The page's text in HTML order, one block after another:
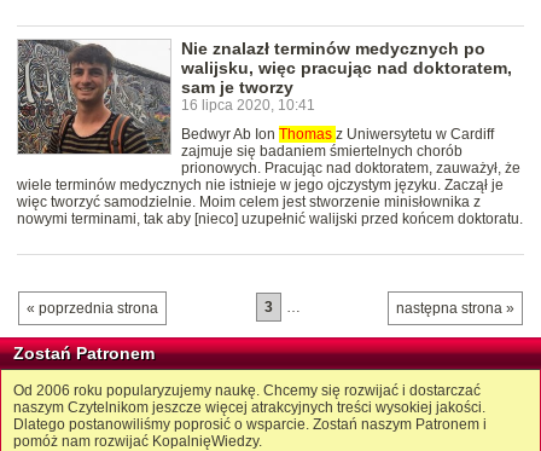
Nie znalazł terminów medycznych po
walijsku, więc pracując nad doktoratem,
sam je tworzy
16 lipca 2020, 10:41
Bedwyr Ab Ion Thomas z Uniwersytetu w Cardiff
zajmuje się badaniem śmiertelnych chorób
prionowych. Pracując nad doktoratem, zauważył, że
wiele terminów medycznych nie istnieje w jego ojczystym języku. Zaczął je
więc tworzyć samodzielnie. Moim celem jest stworzenie minisłownika z
nowymi terminami, tak aby [nieco] uzupełnić walijski przed końcem doktoratu.
« poprzednia strona następna strona »
3 …
Zostań Patronem
Od 2006 roku popularyzujemy naukę. Chcemy się rozwijać i dostarczać
naszym Czytelnikom jeszcze więcej atrakcyjnych treści wysokiej jakości.
Dlatego postanowiliśmy poprosić o wsparcie. Zostań naszym Patronem i
pomóż nam rozwijać KopalnięWiedzy.